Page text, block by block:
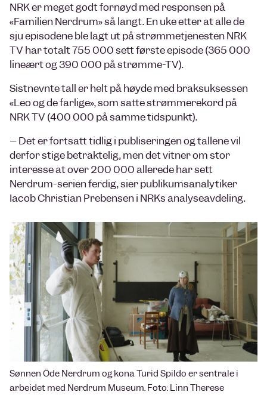
NRK er meget godt fornøyd med responsen på
«Familien Nerdrum» så langt. En uke etter at alle de
sju episodene ble lagt ut på strømmetjenesten NRK
TV har totalt 755 000 sett første episode (365 000
lineært og 390 000 på strømme-TV).
Sistnevnte tall er helt på høyde med braksuksessen
«Leo og de farlige», som satte strømmerekord på
NRK TV (400 000 på samme tidspunkt).
– Det er fortsatt tidlig i publiseringen og tallene vil
derfor stige betraktelig, men det vitner om stor
interesse at over 200 000 allerede har sett
Nerdrum-serien ferdig, sier publikumsanalytiker
Iacob Christian Prebensen i NRKs analyseavdeling.
Sønnen Öde Nerdrum og kona Turid Spildo er sentrale i
arbeidet med Nerdrum Museum. Foto: Linn Therese